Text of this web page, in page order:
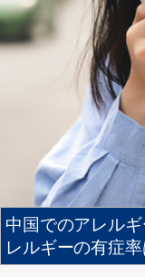
中国でのアレル
レルギーの有症率